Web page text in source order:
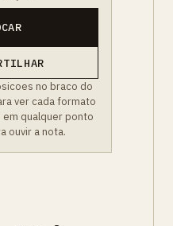
no braco do
ver cada formato
qualquer ponto
ouvir a nota.